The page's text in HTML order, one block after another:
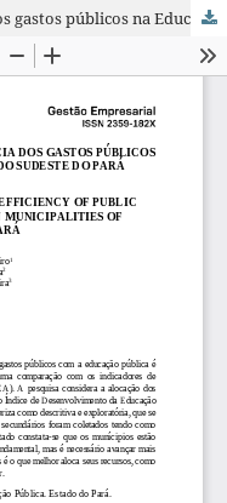
Análise comparativa da eficiência dos gastos públicos na Educação em municípios do Sudeste do Pará